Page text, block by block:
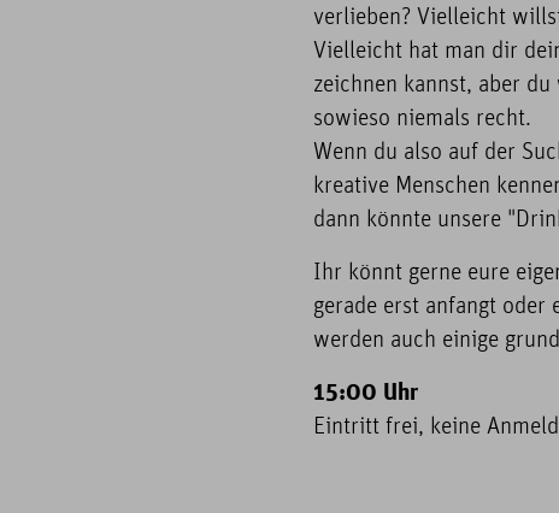
verlieben? Vielleicht
Vielleicht hat man dir
zeichnen kannst, aber
sowieso niemals recht.
Wenn du also auf der
kreative Menschen
dann könnte unsere
Ihr könnt gerne eure
gerade erst anfangt oder
werden auch einige
15:00 Uhr
Eintritt frei, keine